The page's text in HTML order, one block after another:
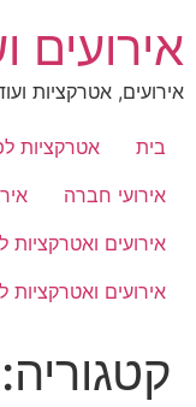
לתוכן
אירועים
אירועים, אטרקציות
בית אטרקציות
אירועי חברה
אירועים ואטרקציות
אירועים ואטרקציות
קטגוריה: